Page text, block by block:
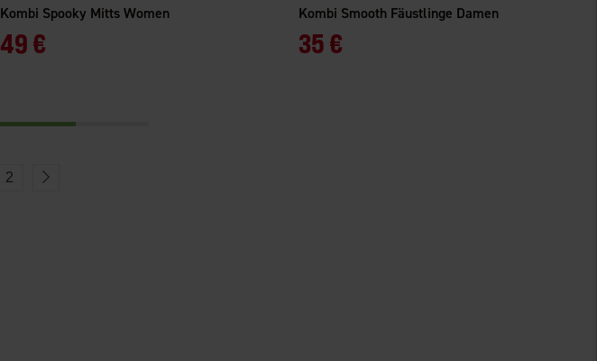
Kombi Spooky Mitts Women
49 €
Kombi Smooth Fäustlinge Damen
35 €
2